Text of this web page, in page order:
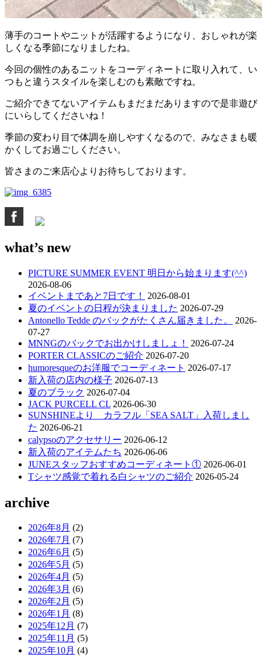
薄手のコートやニットが活躍するようになり、おしゃれが楽
しくなる季節になりましたね。
今回の個性のあるニットをコーディネートに取り入れて、い
つもと違うスタイルを楽しむのも素敵ですね。
ご紹介できてないアイテムもまだまだありますので是非遊び
にいらしてくださいね！
季節の変わり目で体調を崩しやすくなるので、みなさまも暖
かくしてお過ごしください。
皆さまのご来店心よりお待ちしております。
what’s new
PICTURE SUMMER EVENT 明日から始まります(^^)
2026-08-06
イベントまであと7日です！
2026-08-01
夏のイベントの日程が決まりました 2026-07-29
Antonello Tedde のバックがたくさん届きました。
2026-
07-27
MNNGのバックでお出かけしましょ！
2026-07-24
PORTER CLASSICのご紹介 2026-07-20
humoresqueのお洋服でコーディネート 2026-07-17
新入荷の店内の様子 2026-07-13
夏のブラック 2026-07-04
JACK PURCELL CL 2026-06-30
SUNSHINEより カラフル「SEA SALT」入荷しまし
た 2026-06-21
calypsoのアクセサリー 2026-06-12
新入荷のアイテムたち 2026-06-06
JUNEスタッフおすすめコーディネート① 2026-06-01
Tシャツ感覚で着れる白シャツのご紹介 2026-05-24
archive
2026年8月 (2)
2026年7月 (7)
2026年6月 (5)
2026年5月 (5)
2026年4月 (5)
2026年3月 (6)
2026年2月 (5)
2026年1月 (8)
2025年12月 (7)
2025年11月 (5)
2025年10月 (4)